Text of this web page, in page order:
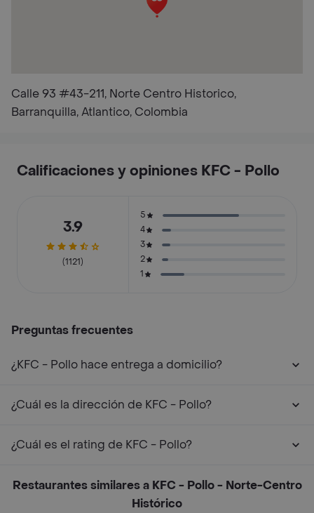
Calle 93 #43-211, Norte Centro Historico,
Barranquilla, Atlantico, Colombia
Calificaciones y opiniones KFC - Pollo
3.9
(1121)
5
4
3
2
1
Preguntas frecuentes
¿KFC - Pollo hace entrega a domicilio?
¿Cuál es la dirección de KFC - Pollo?
¿Cuál es el rating de KFC - Pollo?
Restaurantes similares a KFC - Pollo - Norte-Centro
Histórico